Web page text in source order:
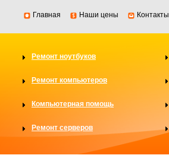
Главная Наши цены Контакты
Ремонт ноутбуков
Ремонт компьютеров
Компьютерная помощь
Ремонт серверов